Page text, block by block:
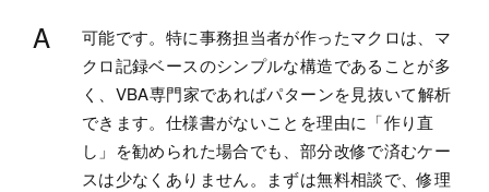
A
可能です。特に事務担当者が作ったマクロは、マ
クロ記録ベースのシンプルな構造であることが多
く、VBA専門家であればパターンを見抜いて解析
できます。仕様書がないことを理由に「作り直
し」を勧められた場合でも、部分改修で済むケー
スは少なくありません。まずは無料相談で、修理